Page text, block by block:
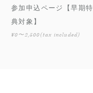
参加申込ページ【早期特
典対象】
¥0〜2,500(tax included)